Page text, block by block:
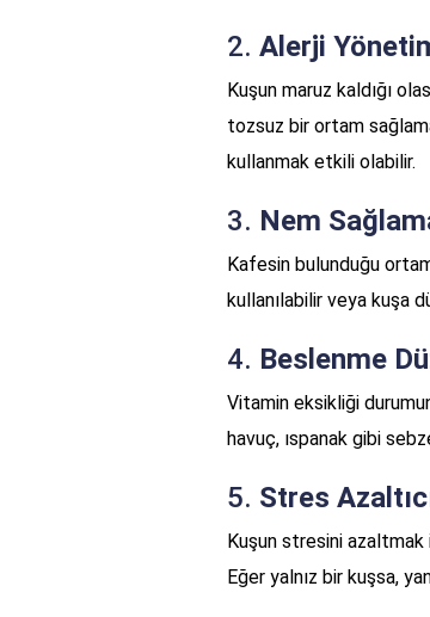
2. Alerji
Kuşun maruz kaldığı
tozsuz bir ortam
kullanmak etkili olabilir.
3. Nem
Kafesin bulunduğu
kullanılabilir veya kuşa
4. Beslenme
Vitamin eksikliği
havuç, ıspanak gibi
5. Stres
Kuşun stresini azaltmak
Eğer yalnız bir kuşsa,